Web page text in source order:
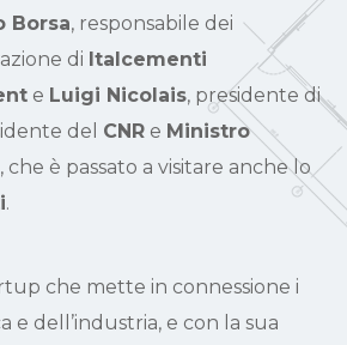
Borsa, responsabile dei
di Italcementi
e Luigi Nicolais, presidente di
del CNR e Ministro
, che è passato a visitare anche lo
.
che mette in connessione i
e dell’industria, e con la sua